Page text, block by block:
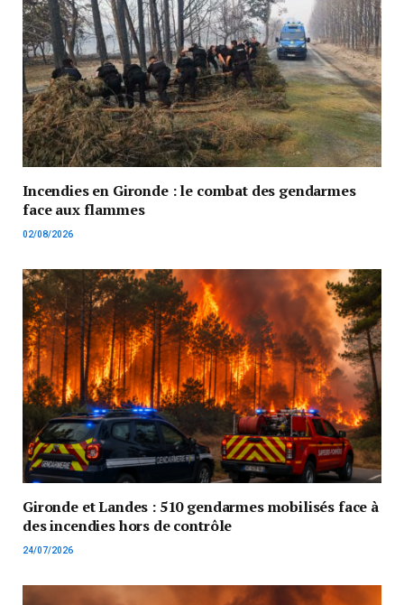
Incendies en Gironde : le combat des gendarmes
face aux flammes
02/08/2026
Gironde et Landes : 510 gendarmes mobilisés face à
des incendies hors de contrôle
24/07/2026